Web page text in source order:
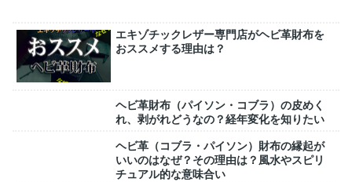
エキゾチックレザー専門店がヘビ革財布を
おススメする理由は？
ヘビ革財布（パイソン・コブラ）の皮めく
れ、剥がれどうなの？経年変化を知りたい
ヘビ革（コブラ・パイソン）財布の縁起が
いいのはなぜ？その理由は？風水やスピリ
チュアル的な意味合い